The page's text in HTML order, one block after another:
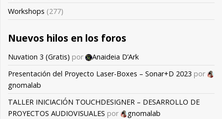
Workshops (277)
Nuevos hilos en los foros
Nuvation 3 (Gratis) por
Anaideia D’Ark
Presentación del Proyecto Laser-Boxes – Sonar+D 2023 por
gnomalab
TALLER INICIACIÓN TOUCHDESIGNER – DESARROLLO DE
PROYECTOS AUDIOVISUALES por
gnomalab